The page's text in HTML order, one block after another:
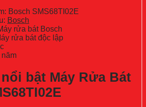
Bosch SMS68TI02E
Bosch
rửa bát Bosch
rửa bát độc lập
năm
bật Máy Rửa Bát